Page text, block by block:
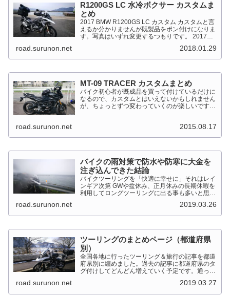
R1200GS LC 水冷ボクサー カスタムま
とめ
2017 BMW R1200GS LC カスタム カスタムと言
えるか分かりませんが既製品をポン付けになりま
す。写真はいずれ変更するつもりです。 2017
road.surunon.net 2018.01.29
MT-09 TRACER カスタムまとめ
バイク初心者が既成品を買って付けているだけに
なるので、カスタムとはいえないかもしれません
が、ちょっとずつ変わっていくのが楽しいです。
road.surunon.net 2015.08.17
バイクの雨対策で防水や防寒に大金を
注ぎ込んできた結論
バイクツーリングを「快適に幸せに」それはレイ
ンギア次第 GWや盆休み、正月休みの長期休暇を
利用してロングツーリングに出る事も多いと思い
り雨ならまだしも1日２日ずっと降り続ける雨が
あります。「そんな...
road.surunon.net 2019.03.26
ツーリングのまとめページ（都道府県
別）
全国各地に行ったツーリング＆旅行の記事を都道
府県別に纏めました。過去の記事に都道府県のタ
グ付けしてどんどん増えていく予定です。通った
した。 分類ってなかなか難しいですね、能登半
島とか北陸とか、石川...
road.surunon.net 2019.03.27